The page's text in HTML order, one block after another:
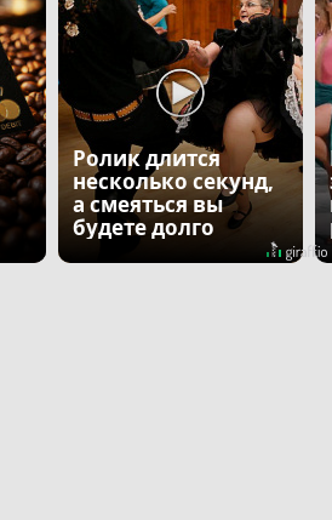
Ролик длится
несколько секунд,
а смеяться вы
будете долго